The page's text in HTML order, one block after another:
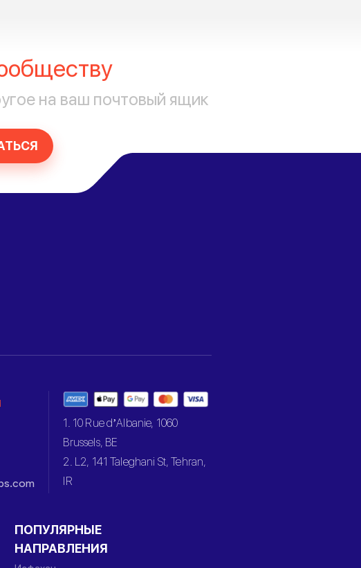
на ваш почтовый ящик
1. 10 Rue d’Albanie, 1060
Brussels, BE
2. L2, 141 Taleghani St, Tehran,
IR
ПОПУЛЯРНЫЕ
НАПРАВЛЕНИЯ